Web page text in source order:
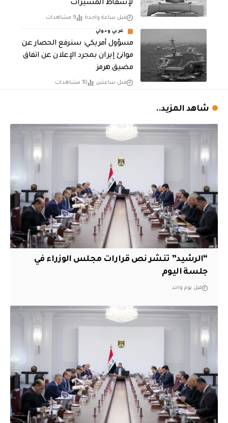
لإسقاط المسيّرات
قبل ساعة واحدة 9 مشاهدات
عربي ودولي
مسؤول أمريكي: سنرفع الحصار عن
موانئ إيران بمجرد الإعلان عن اتفاق
مضيق هرمز
قبل ساعتين 10 مشاهدات
شاهد المزيد..
“الرشيد” تنشر نص قرارات مجلس الوزراء في
جلسة اليوم
قبل يوم واحد